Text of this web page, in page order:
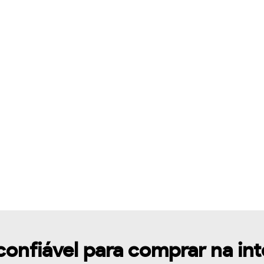
para comprar na